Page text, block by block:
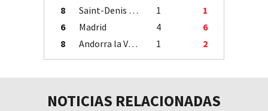
8
Saint-Denis / Île de la Réunion 1
1
6
Madrid 4
6
8
Andorra la Vella 1 2
NOTICIAS RELACIONADAS